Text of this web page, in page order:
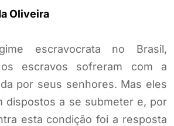
Oliveira
escravocrata no Brasil,
escravos sofreram com a
por seus senhores. Mas eles
dispostos a se submeter e, por
esta condição foi a resposta